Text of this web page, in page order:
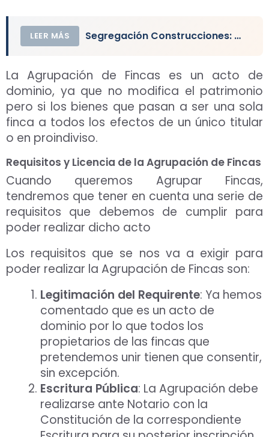
LEER MÁS Segregación Construcciones: Vivienda, Local, Nave, Edificio
La Agrupación de Fincas es un acto de
dominio, ya que no modifica el patrimonio
pero si los bienes que pasan a ser una sola
finca a todos los efectos de un único titular
o en proindiviso.
Requisitos y Licencia de la Agrupación de Fincas
Cuando queremos Agrupar Fincas,
tendremos que tener en cuenta una serie de
requisitos que debemos de cumplir para
poder realizar dicho acto
Los requisitos que se nos va a exigir para
poder realizar la Agrupación de Fincas son:
Legitimación del Requirente: Ya hemos
comentado que es un acto de
dominio por lo que todos los
propietarios de las fincas que
pretendemos unir tienen que consentir,
sin excepción.
Escritura Pública: La Agrupación debe
realizarse ante Notario con la
Constitución de la correspondiente